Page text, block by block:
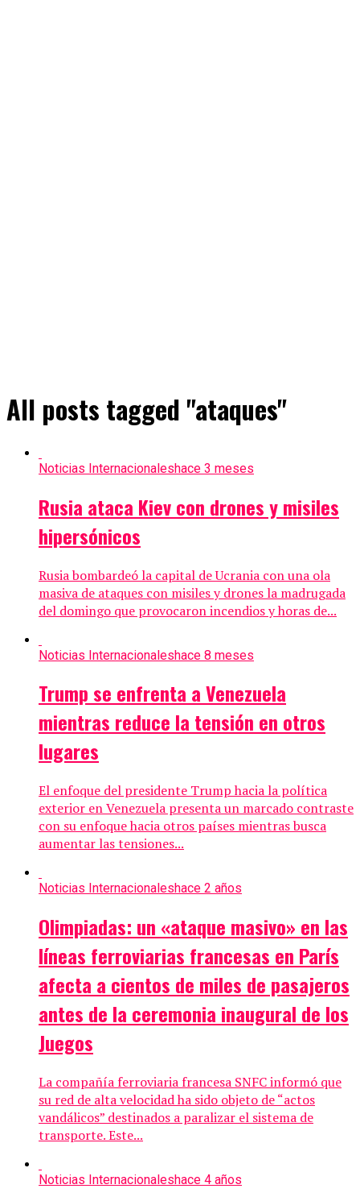
All posts tagged "ataques"
Noticias Internacionaleshace 3 meses
Rusia ataca Kiev con drones y misiles
hipersónicos
Rusia bombardeó la capital de Ucrania con una ola
masiva de ataques con misiles y drones la madrugada
del domingo que provocaron incendios y horas de...
Noticias Internacionaleshace 8 meses
Trump se enfrenta a Venezuela
mientras reduce la tensión en otros
lugares
El enfoque del presidente Trump hacia la política
exterior en Venezuela presenta un marcado contraste
con su enfoque hacia otros países mientras busca
aumentar las tensiones...
Noticias Internacionaleshace 2 años
Olimpiadas: un «ataque masivo» en las
líneas ferroviarias francesas en París
afecta a cientos de miles de pasajeros
antes de la ceremonia inaugural de los
Juegos
La compañía ferroviaria francesa SNFC informó que
su red de alta velocidad ha sido objeto de “actos
vandálicos” destinados a paralizar el sistema de
transporte. Este...
Noticias Internacionaleshace 4 años